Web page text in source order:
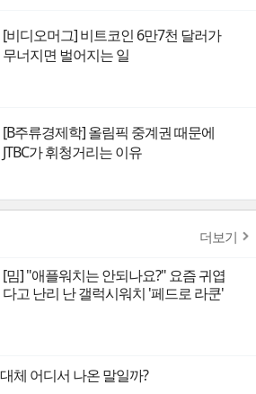
[비디오머그] 비트코인 6만7천 달러가
무너지면 벌어지는 일
[B주류경제학] 올림픽 중계권 때문에
JTBC가 휘청거리는 이유
더보기
[밈] "애플워치는 안되나요?" 요즘 귀엽
다고 난리 난 갤럭시워치 '페드로 라쿤'
체 어디서 나온 말일까?